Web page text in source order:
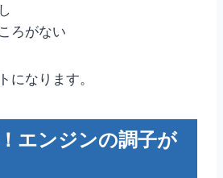
ろがない
になります。
エンジンの調子が